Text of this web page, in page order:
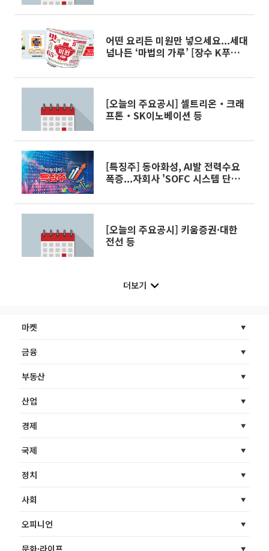
어떤 요리든 미원만 넣으세요...세대
넘나든 ‘마법의 가루’ [장수 K푸드
[오늘의 주요공시] 셀트리온‧크래
프톤‧SK이노베이션 등
[특징주] 동아화성, AI발 전력수요
폭증...자회사 'SOFC 시스템 단점
PEMFC 부각↑
[오늘의 주요공시] 키움증권·대한
전선 등
더보기
마켓
금융
부동산
산업
경제
국제
정치
사회
오피니언
문화·라이프